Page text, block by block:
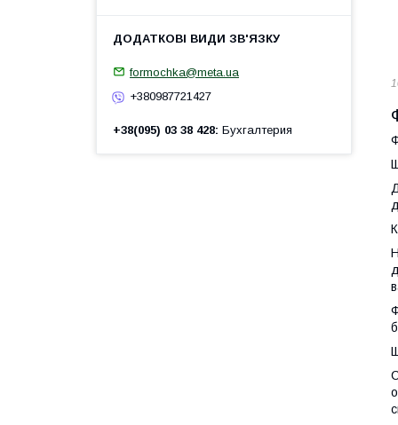
formochka@meta.ua
+380987721427
+38(095) 03 38 428 Бухгалтерия